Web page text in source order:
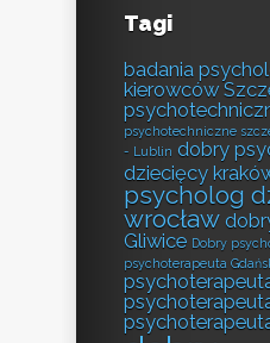
Tagi
badania
kierowców
psychotechniczne
- Lublin dobry
dziecięcy
psycholog
wrocław
Gliwice Dobry
psychoterapeuta